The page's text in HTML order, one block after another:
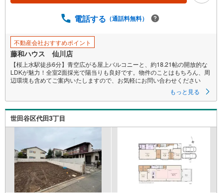
す
る
電話する （通話料無料）
不動産会社おすすめポイント
藤和ハウス 仙川店
【桜上水駅徒歩6分】青空広がる屋上バルコニーと、約18.21帖の開放的な
LDKが魅力！全室2面採光で陽当りも良好です。物件のことはもちろん、周
辺環境も含めてご案内いたしますので、お気軽にお問い合わせください
もっと見る
世田谷区代田3丁目